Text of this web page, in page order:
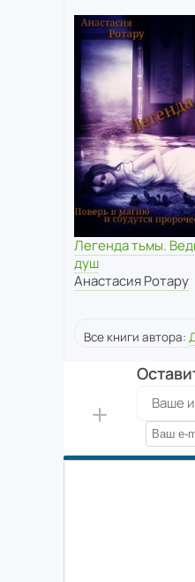
Легенда тьмы.
душ
Анастасия Ротару
Все книги автора: